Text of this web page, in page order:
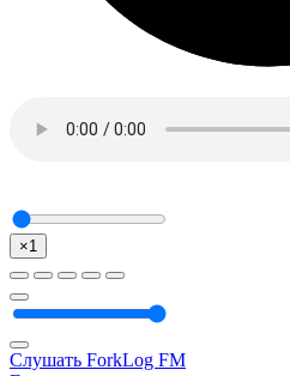
×1
Слушать ForkLog FM